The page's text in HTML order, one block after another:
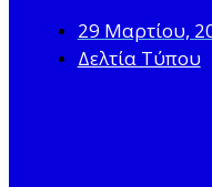
29 Μαρτίου,
Δελτία Τύπου